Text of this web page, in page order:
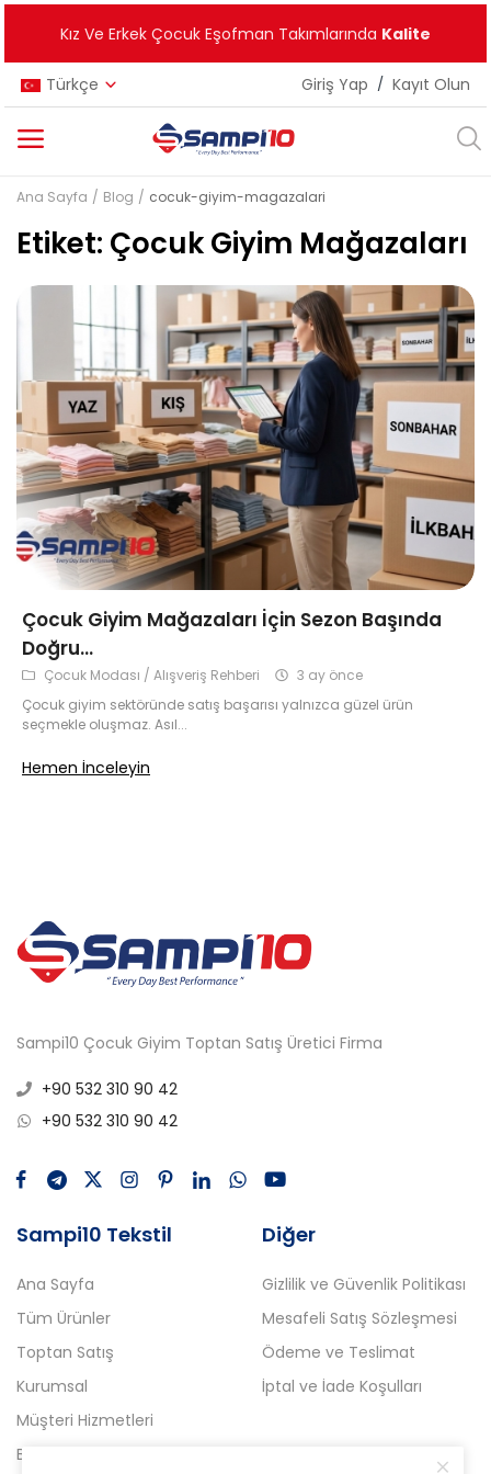
Kız Ve Erkek Çocuk Eşofman Takımlarında Kalite
Türkçe Giriş Yap / Kayıt Olun
Kategoriler
Ana Menü
Kız Çocuk
Erkek Çocuk
Unisex
Yeni Ürünler
Çok Satanlar
Tüm Ürünler
Ana Sayfa Blog cocuk-giyim-magazalari
Etiket: Çocuk Giyim Mağazaları
Çocuk Giyim Mağazaları İçin Sezon Başında
Doğru...
Çocuk Modası / Alışveriş Rehberi
3 ay önce
Çocuk giyim sektöründe satış başarısı yalnızca güzel ürün
seçmekle oluşmaz. Asıl...
Hemen İnceleyin
Sampi10 Çocuk Giyim Toptan Satış Üretici Firma
+90 532 310 90 42
+90 532 310 90 42
Sampi10 Tekstil
Ana Sayfa
Tüm Ürünler
Toptan Satış
Kurumsal
Müşteri Hizmetleri
Blog
Diğer
Gizlilik ve Güvenlik Politikası
Mesafeli Satış Sözleşmesi
Ödeme ve Teslimat
İptal ve İade Koşulları